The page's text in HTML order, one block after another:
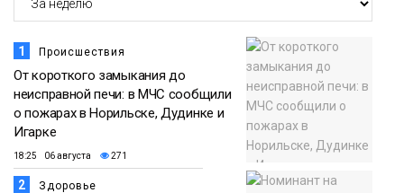
1 Происшествия
От короткого замыкания до
неисправной печи: в МЧС сообщили
о пожарах в Норильске, Дудинке и
Игарке
18:25 06 августа 271
2 Здоровье